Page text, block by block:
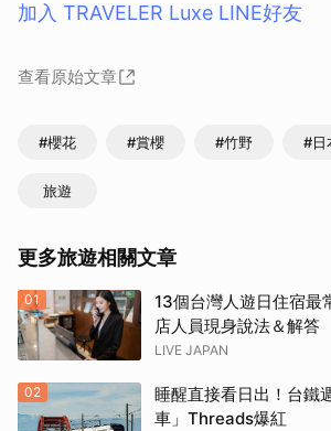
加入 TRAVELER Luxe LINE好友
查看原始文章
#櫻花 #賞櫻 #竹野 #日
旅遊
更多旅遊相關文章
01
13個台灣人遊日住宿最
店人員現身說法＆解答
LIVE JAPAN
02
睡醒直接看日出！台鐵
車」Threads爆紅